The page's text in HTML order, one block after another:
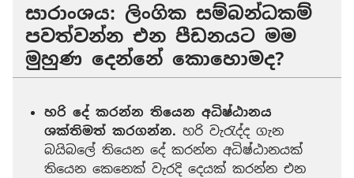
සාරාංශය: ලිංගික සම්බන්ධකම්
පවත්වන්න එන පීඩනයට මම
මුහුණ දෙන්නේ කොහොමද?
හරි දේ කරන්න තියෙන අධිෂ්ඨානය
ශක්තිමත් කරගන්න. හරි වැරැද්ද ගැන
බයිබලේ තියෙන දේ කරන්න අධිෂ්ඨානයක්
තියෙන කෙනෙක් වැරදි දෙයක් කරන්න එන